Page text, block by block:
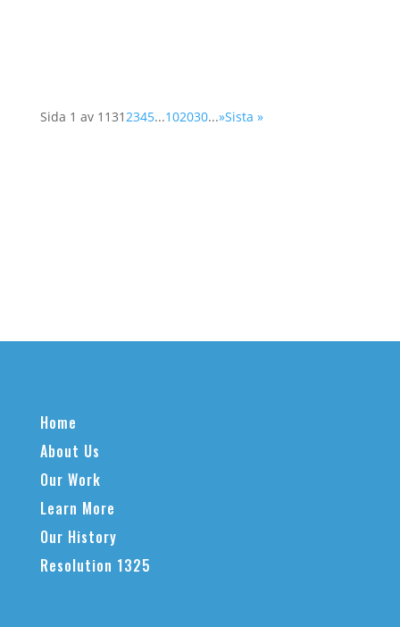
Sida 1 av 1131 2345...102030...»Sista »
Home
About Us
Our Work
Learn More
Our History
Resolution 1325